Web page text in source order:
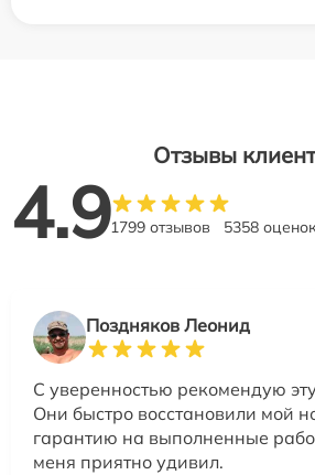
Отзывы
4.91799 отзывов 5358
Поздняков Леонид
С уверенностью рекомендую
Они быстро восстановили мой
гарантию на выполненные
меня приятно удивил.